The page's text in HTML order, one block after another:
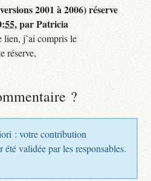
2001 à 2006) réserve
,parPatricia
lien, j’ai compris le
réserve,
?
: votre contribution
été validée par les responsables.